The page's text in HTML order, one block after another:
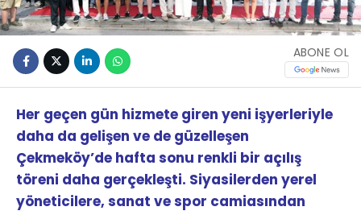
ABONE OL
Her geçen gün hizmete giren yeni işyerleriyle
daha da gelişen ve de güzelleşen
Çekmeköy’de hafta sonu renkli bir açılış
töreni daha gerçekleşti. Siyasilerden yerel
yöneticilere, sanat ve spor camiasından